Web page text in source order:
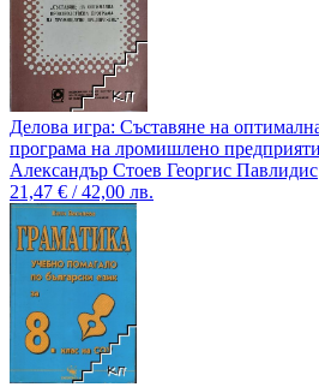
Делова игра: Съставяне на
програма на лромишлено
Александър Стоев Георгис Павлидис
21,47 € / 42,00 лв.